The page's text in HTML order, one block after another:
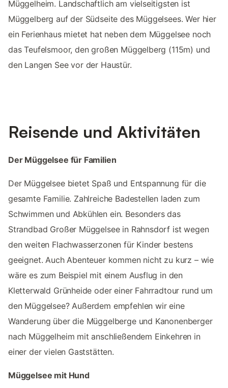
Müggelheim. Landschaftlich am vielseitigsten ist
Müggelberg auf der Südseite des Müggelsees. Wer hier
ein Ferienhaus mietet hat neben dem Müggelsee noch
das Teufelsmoor, den großen Müggelberg (115m) und
den Langen See vor der Haustür.
Reisende und Aktivitäten
Der Müggelsee für Familien
Der Müggelsee bietet Spaß und Entspannung für die
gesamte Familie. Zahlreiche Badestellen laden zum
Schwimmen und Abkühlen ein. Besonders das
Strandbad Großer Müggelsee in Rahnsdorf ist wegen
den weiten Flachwasserzonen für Kinder bestens
geeignet. Auch Abenteuer kommen nicht zu kurz – wie
wäre es zum Beispiel mit einem Ausflug in den
Kletterwald Grünheide oder einer Fahrradtour rund um
den Müggelsee? Außerdem empfehlen wir eine
Wanderung über die Müggelberge und Kanonenberger
nach Müggelheim mit anschließendem Einkehren in
einer der vielen Gaststätten.
Müggelsee mit Hund